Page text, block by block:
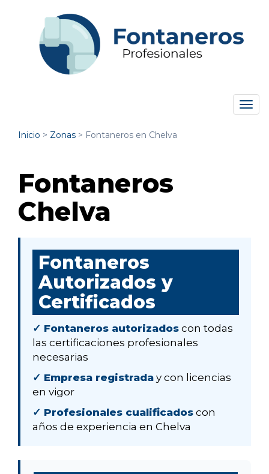
Inicio > Zonas > Fontaneros en Chelva
Fontaneros
Chelva
Fontaneros
Autorizados y
Certificados
✓ Fontaneros autorizados con todas
las certificaciones profesionales
necesarias
✓ Empresa registrada y con licencias
en vigor
✓ Profesionales cualificados con
años de experiencia en Chelva